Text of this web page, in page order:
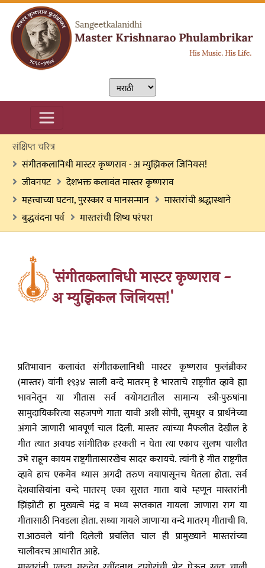
संक्षिप्त चरित्र
संगीतकलानिधी मास्टर कृष्णराव - अ म्युझिकल जिनियस!
जीवनपट
देशभक्त कलावंत मास्तर कृष्णराव
महत्त्वाच्या घटना, पुरस्कार व मानसन्मान
मास्तरांची श्रद्धास्थाने
बुद्धवंदना पर्व
मास्तरांची शिष्य परंपरा
'संगीतकलानिधी मास्टर कृष्णराव -
अ म्युझिकल जिनियस!'
प्रतिभावान कलावंत संगीतकलानिधी मास्टर कृष्णराव फुलंब्रीकर
(मास्तर) यांनी १९३४ साली वन्दे मातरम् हे भारताचे राष्ट्रगीत व्हावे ह्या
भावनेतून या गीतास सर्व वयोगटातील सामान्य स्त्री-पुरुषांना
सामुदायिकरित्या सहजपणे गाता यावी अशी सोपी, सुमधुर व प्रार्थनेच्या
अंगाने जाणारी भावपूर्ण चाल दिली. मास्तर त्यांच्या मैफलीत देखील हे
गीत त्यात अवघड सांगीतिक हरकती न घेता त्या एकाच सुलभ चालीत
उभे राहून कायम राष्ट्रगीतासारखेच सादर करायचे. त्यांनी हे गीत राष्ट्रगीत
व्हावे हाच एकमेव ध्यास अगदी तरुण वयापासूनच घेतला होता. सर्व
देशवासियांना वन्दे मातरम् एका सुरात गाता यावे म्हणून मास्तरांनी
झिंझोटी हा मुख्यत्वे मंद्र व मध्य सप्तकात गायला जाणारा राग या
गीतासाठी निवडला होता. सध्या गायले जाणाऱ्या वन्दे मातरम् गीताची वि.
रा.आठवले यांनी दिलेली प्रचलित चाल ही प्रामुख्याने मास्तरांच्या
चालीवरच आधारीत आहे.